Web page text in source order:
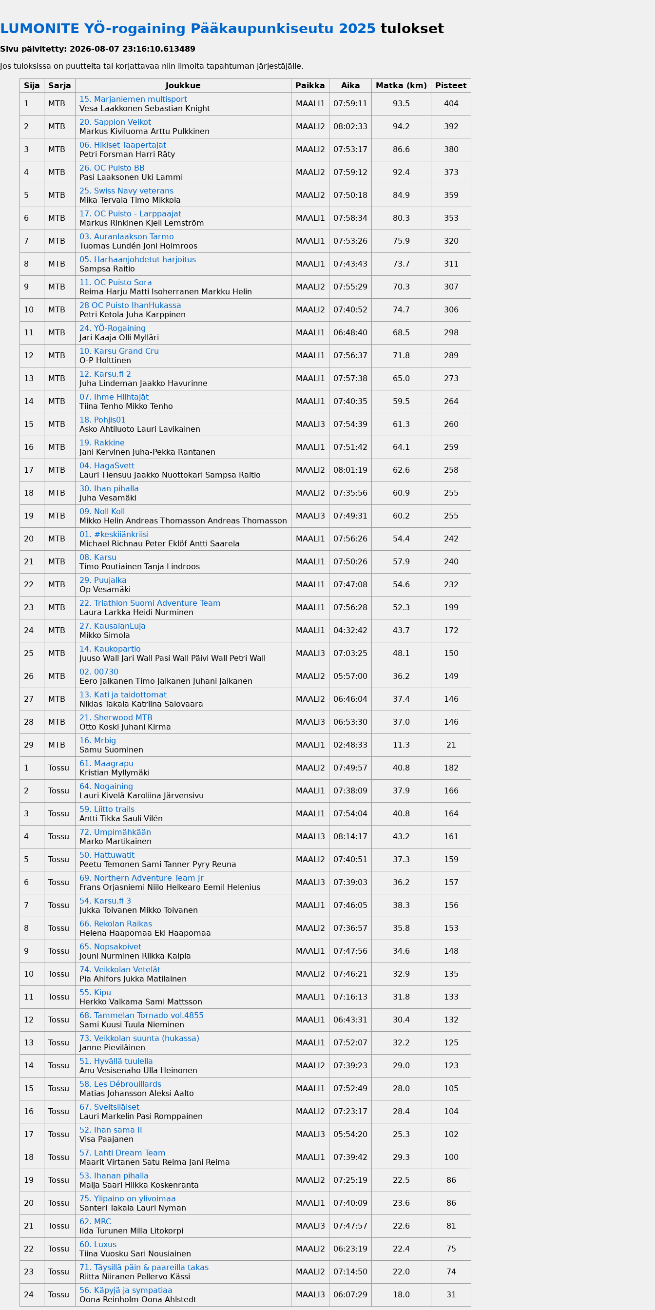
LUMONITE YÖ-rogaining Pääkaupunkiseutu 2025 tulokset
Sivu päivitetty: 2026-08-07 23:16:10.613489
Jos tuloksissa on puutteita tai korjattavaa niin ilmoita tapahtuman järjestäjälle.
Sija Sarja Joukkue Paikka Aika Matka (km)
Pisteet
1
MTB
15. Marjaniemen multisport
Vesa Laakkonen Sebastian Knight
MAALI1 07:59:11 93.5 404
2 MTB
20. Sappion Veikot
Markus Kiviluoma Arttu Pulkkinen
MAALI2 08:02:33 94.2 392
3 MTB
06. Hikiset Taapertajat
Petri Forsman Harri Räty
MAALI2 07:53:17 86.6 380
4 MTB
26. OC Puisto BB
Pasi Laaksonen Uki Lammi
MAALI2 07:59:12 92.4 373
5 MTB
25. Swiss Navy veterans
Mika Tervala Timo Mikkola
MAALI2 07:50:18 84.9 359
6 MTB
17. OC Puisto - Larppaajat
Markus Rinkinen Kjell Lemström
MAALI1 07:58:34 80.3 353
7 MTB
03. Auranlaakson Tarmo
Tuomas Lundén Joni Holmroos
MAALI1 07:53:26 75.9 320
8 MTB
05. Harhaanjohdetut harjoitus
Sampsa Raitio
MAALI1 07:43:43 73.7 311
9 MTB
11. OC Puisto Sora
Reima Harju Matti Isoherranen Markku Helin
MAALI2 07:55:29 70.3 307
10 MTB
28 OC Puisto IhanHukassa
Petri Ketola Juha Karppinen
MAALI2 07:40:52 74.7 306
11 MTB
24. YÖ-Rogaining
Jari Kaaja Olli Mylläri
MAALI1 06:48:40 68.5 298
12 MTB
10. Karsu Grand Cru
O-P Holttinen
MAALI1 07:56:37 71.8 289
13 MTB
12. Karsu.fi 2
Juha Lindeman Jaakko Havurinne
MAALI1 07:57:38 65.0 273
14 MTB
07. Ihme Hiihtajät
Tiina Tenho Mikko Tenho
MAALI1 07:40:35 59.5 264
15 MTB
18. Pohjis01
Asko Ahtiluoto Lauri Lavikainen
MAALI3 07:54:39 61.3 260
16 MTB
19. Rakkine
Jani Kervinen Juha-Pekka Rantanen
MAALI1 07:51:42 64.1 259
17 MTB
04. HagaSvett
Lauri Tiensuu Jaakko Nuottokari Sampsa Raitio
MAALI2 08:01:19 62.6 258
18 MTB
30. Ihan pihalla
Juha Vesamäki
MAALI2 07:35:56 60.9 255
19 MTB
09. Noll Koll
Mikko Helin Andreas Thomasson Andreas Thomasson
MAALI3 07:49:31 60.2 255
20 MTB
01. #keskiiänkriisi
Michael Richnau Peter Eklöf Antti Saarela
MAALI1 07:56:26 54.4 242
21 MTB
08. Karsu
Timo Poutiainen Tanja Lindroos
MAALI1 07:50:26 57.9 240
22 MTB
29. Puujalka
Op Vesamäki
MAALI1 07:47:08 54.6 232
23 MTB
22. Triathlon Suomi Adventure Team
Laura Larkka Heidi Nurminen
MAALI1 07:56:28 52.3 199
24 MTB
27. KausalanLuja
Mikko Simola
MAALI1 04:32:42 43.7 172
25 MTB
14. Kaukopartio
Juuso Wall Jari Wall Pasi Wall Päivi Wall Petri Wall
MAALI3 07:03:25 48.1 150
26 MTB
02. 00730
Eero Jalkanen Timo Jalkanen Juhani Jalkanen
MAALI2 05:57:00 36.2 149
27 MTB
13. Kati ja taidottomat
Niklas Takala Katriina Salovaara
MAALI2 06:46:04 37.4 146
28 MTB
21. Sherwood MTB
Otto Koski Juhani Kirma
MAALI3 06:53:30 37.0 146
29 MTB
16. Mrbig
Samu Suominen
MAALI1 02:48:33 11.3 21
1 Tossu
61. Maagrapu
Kristian Myllymäki
MAALI2 07:49:57 40.8 182
2 Tossu
64. Nogaining
Lauri Kivelä Karoliina Järvensivu
MAALI1 07:38:09 37.9 166
3 Tossu
59. Liitto trails
Antti Tikka Sauli Vilén
MAALI1 07:54:04 40.8 164
4 Tossu
72. Umpimähkään
Marko Martikainen
MAALI3 08:14:17 43.2 161
5 Tossu
50. Hattuwatit
Peetu Temonen Sami Tanner Pyry Reuna
MAALI2 07:40:51 37.3 159
6 Tossu
69. Northern Adventure Team Jr
Frans Orjasniemi Niilo Helkearo Eemil Helenius
MAALI3 07:39:03 36.2 157
7 Tossu
54. Karsu.fi 3
Jukka Toivanen Mikko Toivanen
MAALI1 07:46:05 38.3 156
8 Tossu
66. Rekolan Raikas
Helena Haapomaa Eki Haapomaa
MAALI2 07:36:57 35.8 153
9 Tossu
65. Nopsakoivet
Jouni Nurminen Riikka Kaipia
MAALI1 07:47:56 34.6 148
10 Tossu
74. Veikkolan Vetelät
Pia Ahlfors Jukka Matilainen
MAALI2 07:46:21 32.9 135
11 Tossu
55. Kipu
Herkko Valkama Sami Mattsson
MAALI1 07:16:13 31.8 133
12 Tossu
68. Tammelan Tornado vol.4855
Sami Kuusi Tuula Nieminen
MAALI1 06:43:31 30.4 132
13 Tossu
73. Veikkolan suunta (hukassa)
Janne Pieviläinen
MAALI1 07:52:07 32.2 125
14 Tossu
51. Hyvällä tuulella
Anu Vesisenaho Ulla Heinonen
MAALI2 07:39:23 29.0 123
15 Tossu
58. Les Débrouillards
Matias Johansson Aleksi Aalto
MAALI1 07:52:49 28.0 105
16 Tossu
67. Sveitsiläiset
Lauri Markelin Pasi Romppainen
MAALI2 07:23:17 28.4 104
17 Tossu
52. Ihan sama II
Visa Paajanen
MAALI3 05:54:20 25.3 102
18 Tossu
57. Lahti Dream Team
Maarit Virtanen Satu Reima Jani Reima
MAALI1 07:39:42 29.3 100
19 Tossu
53. Ihanan pihalla
Maija Saari Hilkka Koskenranta
MAALI2 07:25:19 22.5 86
20 Tossu
75. Ylipaino on ylivoimaa
Santeri Takala Lauri Nyman
MAALI1 07:40:09 23.6 86
21 Tossu
62. MRC
Iida Turunen Milla Litokorpi
MAALI3 07:47:57 22.6 81
22 Tossu
60. Luxus
Tiina Vuosku Sari Nousiainen
MAALI2 06:23:19 22.4 75
23 Tossu
71. Täysillä päin & paareilla takas
Riitta Niiranen Pellervo Kässi
MAALI2 07:14:50 22.0 74
24 Tossu
56. Käpyjä ja sympatiaa
Oona Reinholm Oona Ahlstedt
MAALI3 06:07:29 18.0 31